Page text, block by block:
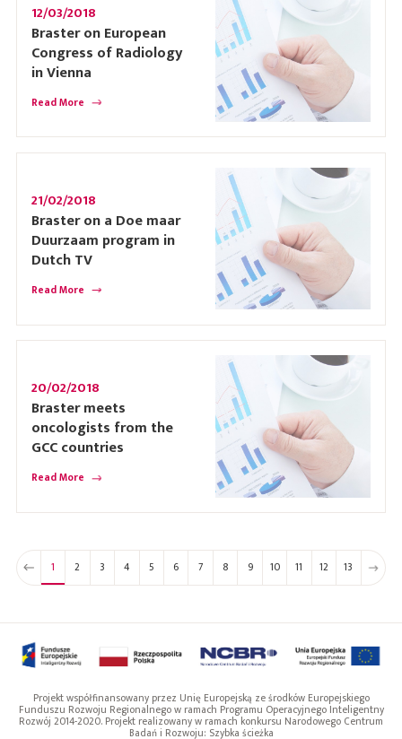
12/03/2018
Braster on European
Congress of Radiology
in Vienna
Read More
21/02/2018
Braster on a Doe maar
Duurzaam program in
Dutch TV
Read More
20/02/2018
Braster meets
oncologists from the
GCC countries
Read More
1 2 3 4 5 6 7 8 9 10 11 12 13
Projekt współfinansowany przez Unię Europejską ze środków Europejskiego
Funduszu Rozwoju Regionalnego w ramach Programu Operacyjnego Inteligentny
Rozwój 2014-2020. Projekt realizowany w ramach konkursu Narodowego Centrum
Badań i Rozwoju: Szybka ścieżka